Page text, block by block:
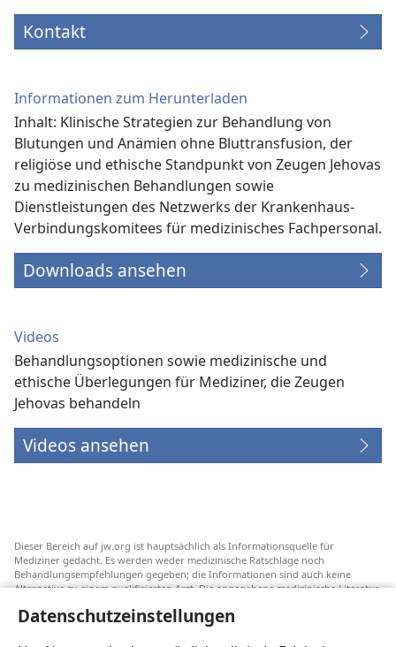
Datenschutzeinstellungen
Kontakt
Informationen zum Herunterladen
Inhalt: Klinische Strategien zur Behandlung von
Blutungen und Anämien ohne Bluttransfusion, der
religiöse und ethische Standpunkt von Zeugen Jehovas
zu medizinischen Behandlungen sowie
Dienstleistungen des Netzwerks der Krankenhaus-
Verbindungs­komitees für medizinisches Fachpersonal.
Downloads ansehen
Videos
Behandlungsoptionen sowie medizinische und
ethische Überlegungen für Mediziner, die Zeugen
Jehovas behandeln
Videos ansehen
Dieser Bereich auf jw.org ist hauptsächlich als Informationsquelle für
Mediziner gedacht. Es werden weder medizinische Ratschläge noch
Behandlungsempfehlungen gegeben; die Informationen sind auch keine
Alternative zu einem qualifizierten Arzt. Die angegebene medizinische Literatur
Transfusionsalternativen hin, die in Erwägung gezogen werden können. Jeder
Mediziner steht selbst in der Pflicht, seinen Informationsstand aktuell zu